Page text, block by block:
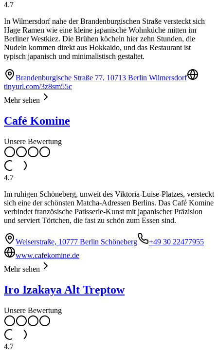
4.7
In Wilmersdorf nahe der Brandenburgischen Straße versteckt sich
Hage Ramen wie eine kleine japanische Wohnküche mitten im
Berliner Westkiez. Die Brühen köcheln hier zehn Stunden, die
Nudeln kommen direkt aus Hokkaido, und das Restaurant ist
typisch japanisch und minimalistisch gestaltet.
Brandenburgische Straße 77, 10713 Berlin Wilmersdorf
tinyurl.com/3z8sm55c
Mehr sehen
Café Komine
Unsere Bewertung
4.7
Im ruhigen Schöneberg, unweit des Viktoria-Luise-Platzes, versteckt
sich eine der schönsten Matcha-Adressen Berlins. Das Café Komine
verbindet französische Patisserie-Kunst mit japanischer Präzision
und serviert Törtchen, die fast zu schön zum Essen sind.
Welserstraße, 10777 Berlin Schöneberg
+49 30 22477955
www.cafekomine.de
Mehr sehen
Iro Izakaya Alt Treptow
Unsere Bewertung
4.7